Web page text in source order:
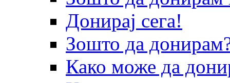
Донирај сега!
Зошто да
Како може да